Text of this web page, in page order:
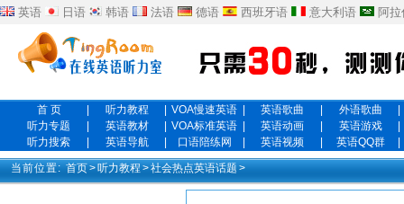
英语 日语 韩语 法语 德语 西班牙语 意大利语 阿
首 页 听力教程 VOA慢速英语 英语歌曲 外语歌曲
听力专题
英语教材 VOA标准英语 英语动画 英语游戏
听力搜索
英语导航 口语陪练网 英语视频 英语QQ群
当前位置: 首页>听力教程 >社会热点英语话题 >